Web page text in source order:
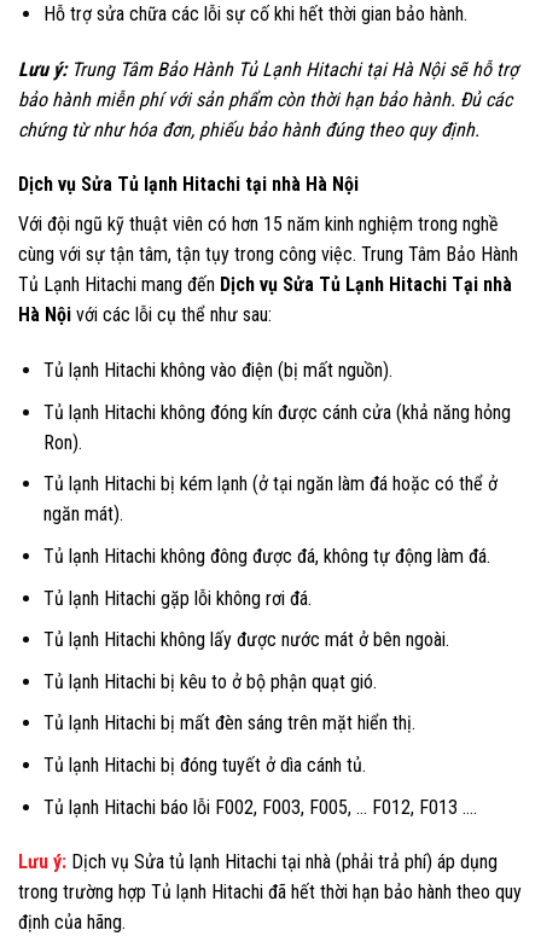
Hỗ trợ sửa chữa các lỗi sự cố khi hết thời gian bảo hành.
Lưu ý:Trung Tâm Bảo Hành Tủ Lạnh Hitachi tại Hà Nội sẽ hỗ trợ
bảo hành miễn phí với sản phẩm còn thời hạn bảo hành. Đủ các
chứng từ như hóa đơn, phiếu bảo hành đúng theo quy định.
Dịch vụ Sửa Tủ lạnh Hitachi tại nhà Hà Nội
Với đội ngũ kỹ thuật viên có hơn 15 năm kinh nghiệm trong nghề
cùng với sự tận tâm, tận tụy trong công việc. Trung Tâm Bảo Hành
Tủ Lạnh Hitachi mang đến Dịch vụ Sửa Tủ Lạnh Hitachi Tại nhà
Hà Nội với các lỗi cụ thể như sau:
Tủ lạnh Hitachi không vào điện (bị mất nguồn).
Tủ lạnh Hitachi không đóng kín được cánh cửa (khả năng hỏng
Ron).
Tủ lạnh Hitachi bị kém lạnh (ở tại ngăn làm đá hoặc có thể ở
ngăn mát).
Tủ lạnh Hitachi không đông được đá, không tự động làm đá.
Tủ lạnh Hitachi gặp lỗi không rơi đá.
Tủ lạnh Hitachi không lấy được nước mát ở bên ngoài.
Tủ lạnh Hitachi bị kêu to ở bộ phận quạt gió.
Tủ lạnh Hitachi bị mất đèn sáng trên mặt hiển thị.
Tủ lạnh Hitachi bị đóng tuyết ở dìa cánh tủ.
Tủ lạnh Hitachi báo lỗi F002, F003, F005, … F012, F013 ….
Lưu ý: Dịch vụ Sửa tủ lạnh Hitachi tại nhà (phải trả phí) áp dụng
trong trường hợp Tủ lạnh Hitachi đã hết thời hạn bảo hành theo quy
định của hãng.